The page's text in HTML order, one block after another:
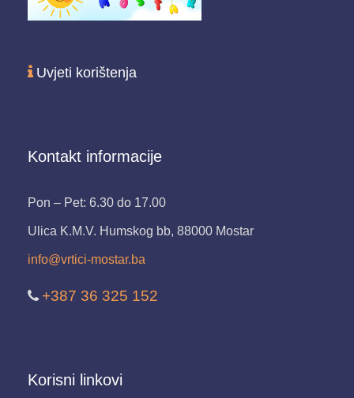
Uvjeti korištenja
Kontakt informacije
Pon – Pet: 6.30 do 17.00
Ulica K.M.V. Humskog bb, 88000 Mostar
info@vrtici-mostar.ba
+387 36 325 152
Korisni linkovi